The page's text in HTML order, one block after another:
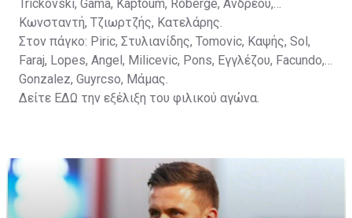
Trickovski, Gama, Κaptoum, Roberge, Aνδρέου,
Κωνσταντή, Τζιωρτζής, Κατελάρης.
Στον πάγκο: Piric, Στυλιανίδης, Tomovic, Καψής, Sol,
Faraj, Lopes, Angel, Milicevic, Pons, Εγγλέζου, Facundo,
Gonzalez, Guyrcso, Μάμας.
Δείτε ΕΔΩ την εξέλιξη του φιλικού αγώνα.